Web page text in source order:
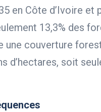
en Côte d’Ivoire et
13,3% des
une couverture
d’hectares, soit